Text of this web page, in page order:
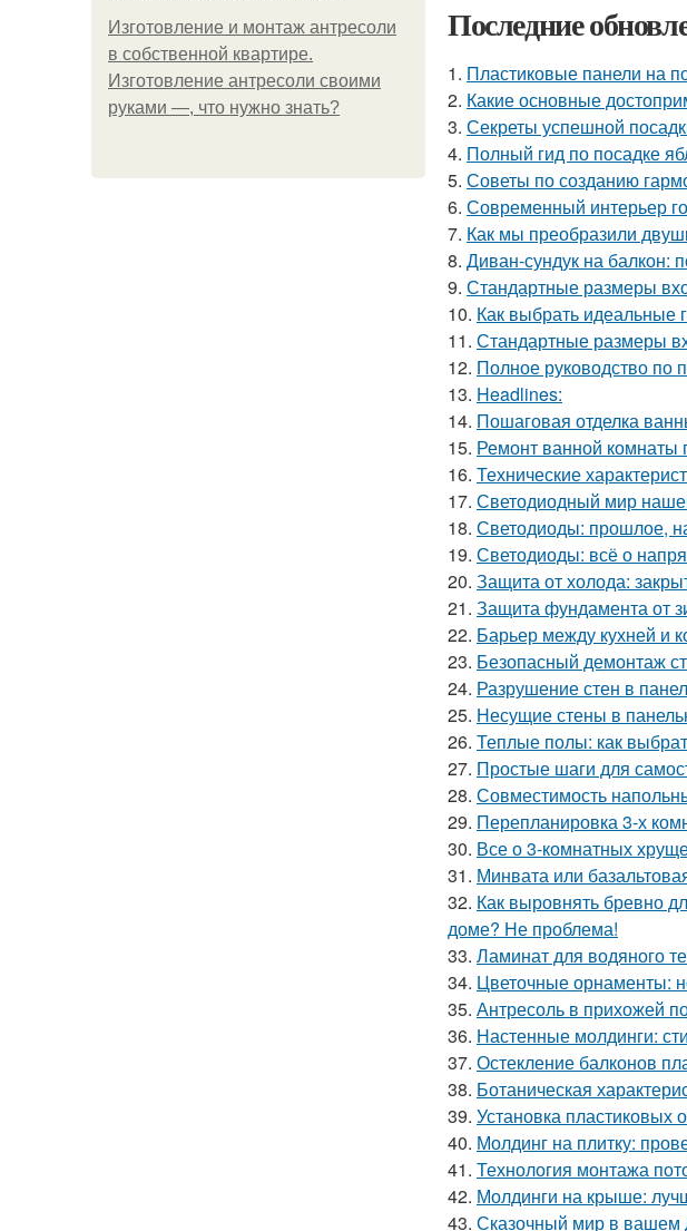
Изготовление и монтаж антресоли
в собственной квартире.
Изготовление антресоли своими
руками —, что нужно знать?
Последние
1. Пластиковые панели на
2. Какие основные
3. Секреты успешной
4. Полный гид по посадке
5. Советы по созданию
6. Современный интерьер
7. Как мы преобразили
8. Диван-сундук на балкон:
9. Стандартные размеры
10. Как выбрать идеальные
11. Стандартные размеры
12. Полное руководство по
13. Headlines:
14. Пошаговая отделка
15. Ремонт ванной комнаты
16. Технические
17. Светодиодный мир
18. Светодиоды: прошлое,
19. Светодиоды: всё о
20. Защита от холода:
21. Защита фундамента от
22. Барьер между кухней и
23. Безопасный демонтаж
24. Разрушение стен в
25. Несущие стены в
26. Теплые полы: как
27. Простые шаги для
28. Совместимость
29. Перепланировка 3-х
30. Все о 3-комнатных
31. Минвата или
32. Как выровнять бревно
доме? Не проблема!
33. Ламинат для водяного
34. Цветочные орнаменты:
35. Антресоль в прихожей
36. Настенные молдинги:
37. Остекление балконов
38. Ботаническая
39. Установка пластиковых
40. Молдинг на плитку:
41. Технология монтажа
42. Молдинги на крыше:
43. Сказочный мир в вашем